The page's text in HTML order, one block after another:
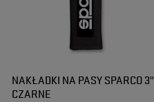
NAKŁADKI NA PASY SPARCO 3"
CZARNE